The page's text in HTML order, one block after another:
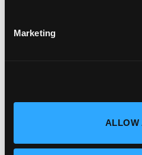
Marketing
ALLOW